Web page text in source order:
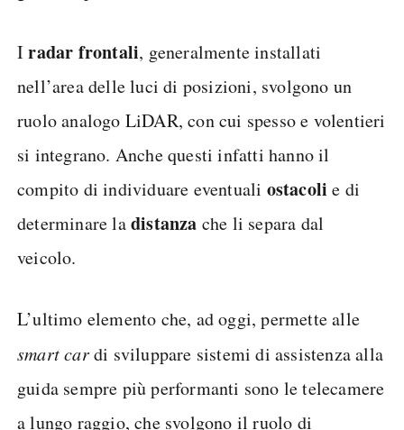
Iradar frontali, generalmente installati
nell’area delle luci di posizioni, svolgono un
ruolo analogo LiDAR, con cui spesso e volentieri
si integrano. Anche questi infatti hanno il
compito di individuare eventuali ostacoli e di
determinare ladistanza che li separa dal
veicolo.
L’ultimo elemento che, ad oggi, permette alle
smart cardi sviluppare sistemi di assistenza alla
guida sempre più performanti sono le telecamere
a lungo raggio, che svolgono il ruolo di